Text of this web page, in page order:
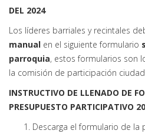
DEL 2024
Los líderes barriales y recintales
manual en el siguiente formulario
parroquia, estos formularios son
la comisión de participación
INSTRUCTIVO DE LLENADO DE
PRESUPUESTO PARTICIPATIVO
Descarga el formulario de la